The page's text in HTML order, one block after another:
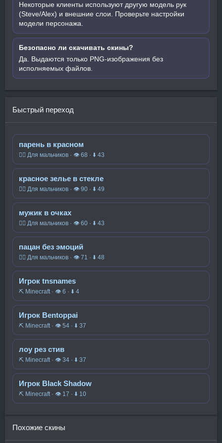
Некоторые клиенты используют другую модель рук
(Steve/Alex) и внешние слои. Проверьте настройки
модели персонажа.
Безопасно ли скачивать скины?
Да. Выдаются только PNG-изображения без
исполняемых файлов.
Быстрый переход
парень в красном
🧍‍♂️ Для мальчиков · 👁 68 · ⬇ 43
красное зелье в стекле
🧍‍♂️ Для мальчиков · 👁 90 · ⬇ 49
мужик в очках
🧍‍♂️ Для мальчиков · 👁 60 · ⬇ 43
пацан без эмоций
🧍‍♂️ Для мальчиков · 👁 71 · ⬇ 48
Игрок tnsnames
⛏️ Minecraft · 👁 6 · ⬇ 4
Игрок Bentoppai
⛏️ Minecraft · 👁 54 · ⬇ 37
лоу рез стив
⛏️ Minecraft · 👁 34 · ⬇ 37
Игрок Black Shadow
⛏️ Minecraft · 👁 17 · ⬇ 10
Похожие скины